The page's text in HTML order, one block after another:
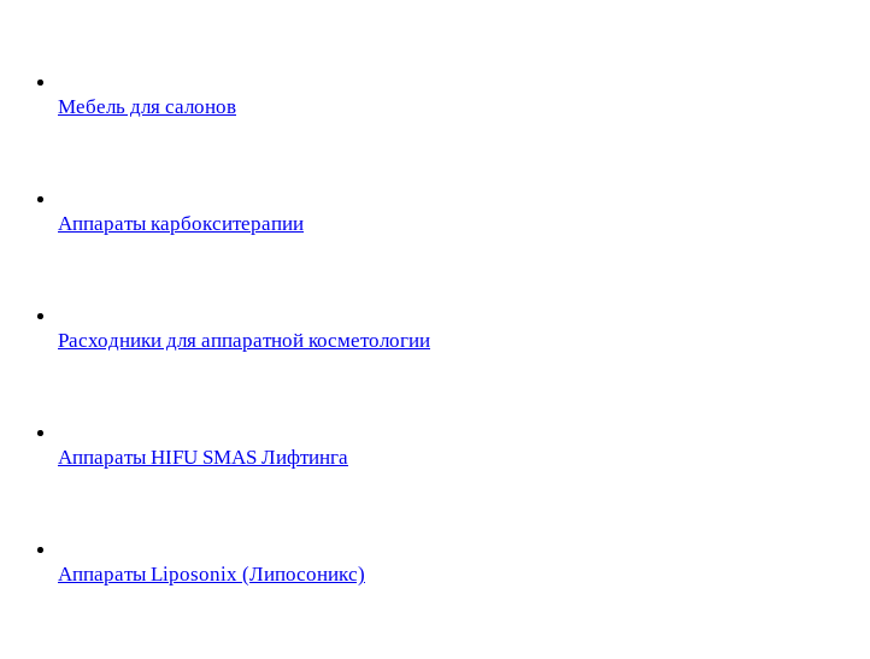
Мебель для салонов
Аппараты карбокситерапии
Расходники для аппаратной косметологии
Аппараты HIFU SMAS Лифтинга
Аппараты Liposonix (Липосоникс)